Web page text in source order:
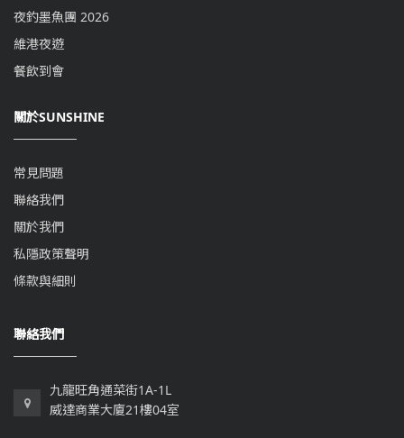
夜釣墨魚團 2026
維港夜遊
餐飲到會
關於SUNSHINE
常見問題
聯絡我們
關於我們
私隱政策聲明
條款與細則
聯絡我們
九龍旺角通菜街1A-1L
威達商業大廈21樓04室